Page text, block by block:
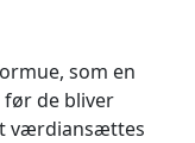
som en
før de bliver
værdiansættes